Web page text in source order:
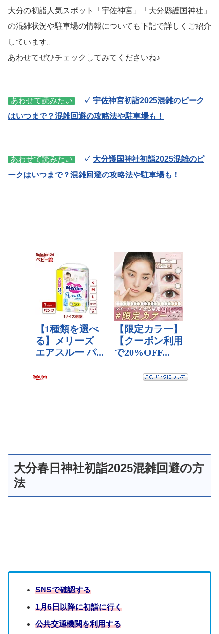
大分の初詣人気スポット「宇佐神宮」「大分縣護国神社」
の混雑状況や駐車場の情報についても下記で詳しくご紹介
しています。
あわせてぜひチェックしてみてくださいね♪
あわせて読みたい ✓ 宇佐神宮初詣2025混雑のピーク
はいつまで？混雑回避の攻略法や駐車場も！
あわせて読みたい ✓ 大分護国神社初詣2025混雑のピ
ークはいつまで？混雑回避の攻略法や駐車場も！
大分春日神社初詣2025混雑回避の方
法
SNSで確認する
1月6日以降に初詣に行く
公共交通機関を利用する